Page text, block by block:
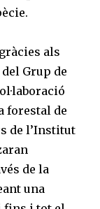
als
Grup de
forestal de
de l’Institut
de la
una